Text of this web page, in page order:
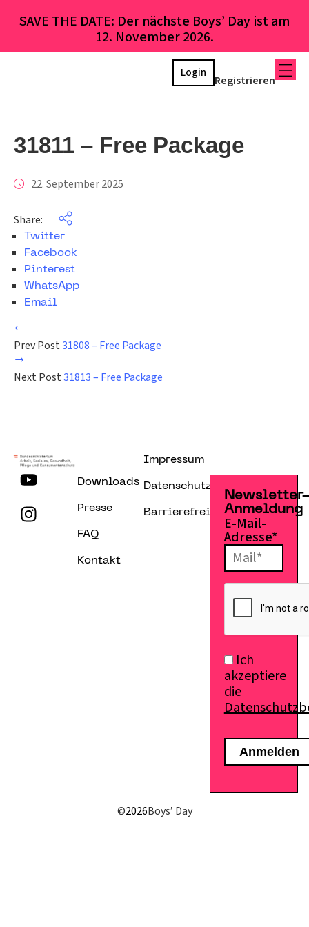
SAVE THE DATE: Der nächste Boys’ Day ist am
12. November 2026.
Registrieren
Login
31811 – Free Package
22. September 2025
Share:
Twitter
Facebook
Pinterest
WhatsApp
Email
Prev Post31808 – Free Package
Next Post31813 – Free Package
Downloads
Presse
FAQ
Kontakt
Impressum
Datenschutzerklärung
Barrierefreiheitserklärung
Anmeldung
E-Mail-
Adresse*
Ich
akzeptiere
die
©2026Boys’ Day